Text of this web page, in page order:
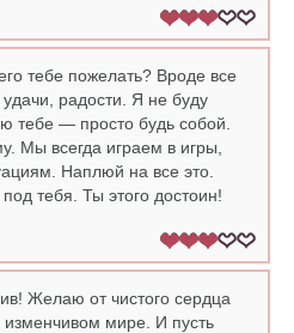
тебе пожелать? Вроде все
радости. Я не буду
тебе — просто будь собой.
Мы всегда играем в игры,
Наплюй на все это.
тебя. Ты этого достоин!
Желаю от чистого сердца
изменчивом мире. И пусть